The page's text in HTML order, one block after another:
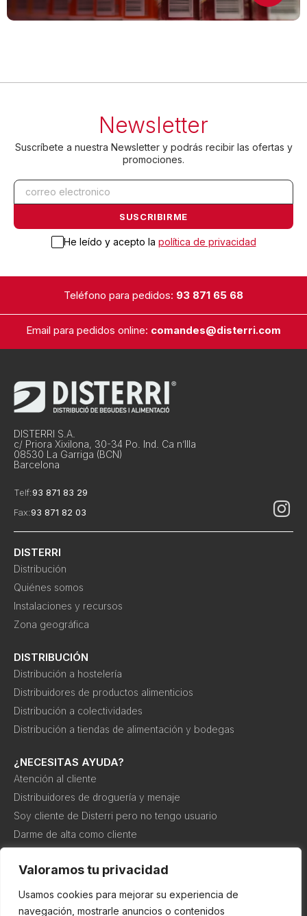
Valoramos tu privacidad
Usamos cookies para mejorar su experiencia de
navegación, mostrarle anuncios o contenidos
Newsletter
Suscríbete a nuestra Newsletter y podrás recibir las ofertas y
promociones.
He leído y acepto la política de privacidad
Teléfono para pedidos: 93 871 65 68
Email para pedidos online: comandes@disterri.com
DISTERRI S.A.
c/ Priora Xixilona, 30-34 Po. Ind. Ca n’Illa
08530 La Garriga (BCN)
Barcelona
Telf:93 871 83 29
Fax:93 871 82 03
DISTERRI
Distribución
Quiénes somos
Instalaciones y recursos
Zona geográfica
DISTRIBUCIÓN
Distribución a hostelería
Distribuidores de productos alimenticios
Distribución a colectividades
Distribución a tiendas de alimentación y bodegas
¿NECESITAS AYUDA?
Atención al cliente
Distribuidores de droguería y menaje
Soy cliente de Disterri pero no tengo usuario
Darme de alta como cliente
Política de
cookies
Política de
privacidad
Condiciones de
compra